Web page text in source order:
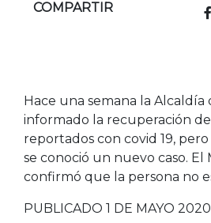
COMPARTIR
Hace una semana la Alcaldía
informado la recuperación
reportados con covid 19,
se conoció un nuevo caso. El
confirmó que la persona no
PUBLICADO 1 DE MAYO 2020